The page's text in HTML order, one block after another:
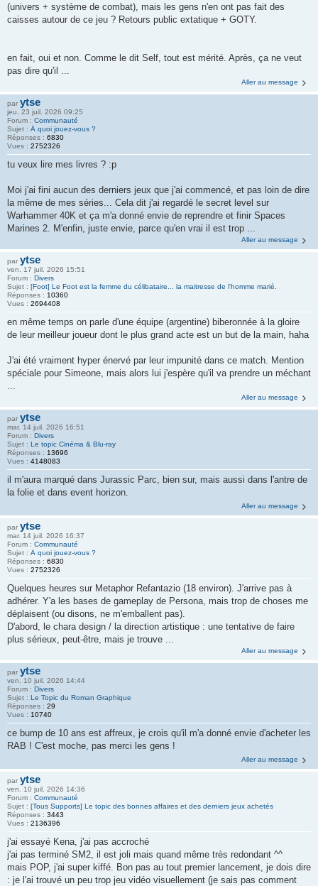
(univers + système de combat), mais les gens n'en ont pas fait des
caisses autour de ce jeu ? Retours public extatique + GOTY.
en fait, oui et non. Comme le dit Self, tout est mérité. Après, ça ne veut
pas dire qu'il ...
Aller au message
par ytse
jeu. 23 juil. 2026 09:25
Forum : Communauté
Sujet : À quoi jouez-vous ?
Réponses : 6830
Vues : 2752326
tu veux lire mes livres ? :p
Moi j'ai fini aucun des derniers jeux que j'ai commencé, et pas loin de dire
la même de mes séries... Cela dit j'ai regardé le secret level sur
Warhammer 40K et ça m'a donné envie de reprendre et finir Spaces
Marines 2. M'enfin, juste envie, parce qu'en vrai il est trop ...
Aller au message
par ytse
ven. 17 juil. 2026 15:51
Forum : Divers
Sujet : [Foot] Le Foot est la femme du célibataire... la maitresse de l'homme marié.
Réponses : 10360
Vues : 2694408
en même temps on parle d'une équipe (argentine) biberonnée à la gloire
de leur meilleur joueur dont le plus grand acte est un but de la main, haha
J'ai été vraiment hyper énervé par leur impunité dans ce match. Mention
spéciale pour Simeone, mais alors lui j'espère qu'il va prendre un méchant
Aller au message
par ytse
mar. 14 juil. 2026 16:51
Forum : Divers
Sujet : Le topic Cinéma & Blu-ray
Réponses : 13696
Vues : 4148083
il m'aura marqué dans Jurassic Parc, bien sur, mais aussi dans l'antre de
la folie et dans event horizon.
Aller au message
par ytse
mar. 14 juil. 2026 16:37
Forum : Communauté
Sujet : À quoi jouez-vous ?
Réponses : 6830
Vues : 2752326
Quelques heures sur Metaphor Refantazio (18 environ). J'arrive pas à
adhérer. Y'a les bases de gameplay de Persona, mais trop de choses me
déplaisent (ou disons, ne m'emballent pas).
D'abord, le chara design / la direction artistique : une tentative de faire
plus sérieux, peut-être, mais je trouve ...
Aller au message
par ytse
ven. 10 juil. 2026 14:44
Forum : Divers
Sujet : Le Topic du Roman Graphique
Réponses : 29
Vues : 10740
ce bump de 10 ans est affreux, je crois qu'il m'a donné envie d'acheter les
RAB ! C'est moche, pas merci les gens !
Aller au message
par ytse
ven. 10 juil. 2026 14:36
Forum : Communauté
Sujet : [Tous Supports] Le topic des bonnes affaires et des derniers jeux achetés
Réponses : 3443
Vues : 2136396
j'ai essayé Kena, j'ai pas accroché
j'ai pas terminé SM2, il est joli mais quand même très redondant ^^
mais POP, j'ai super kiffé. Bon pas au tout premier lancement, je dois dire
: je l'ai trouvé un peu trop jeu vidéo visuellement (je sais pas comment